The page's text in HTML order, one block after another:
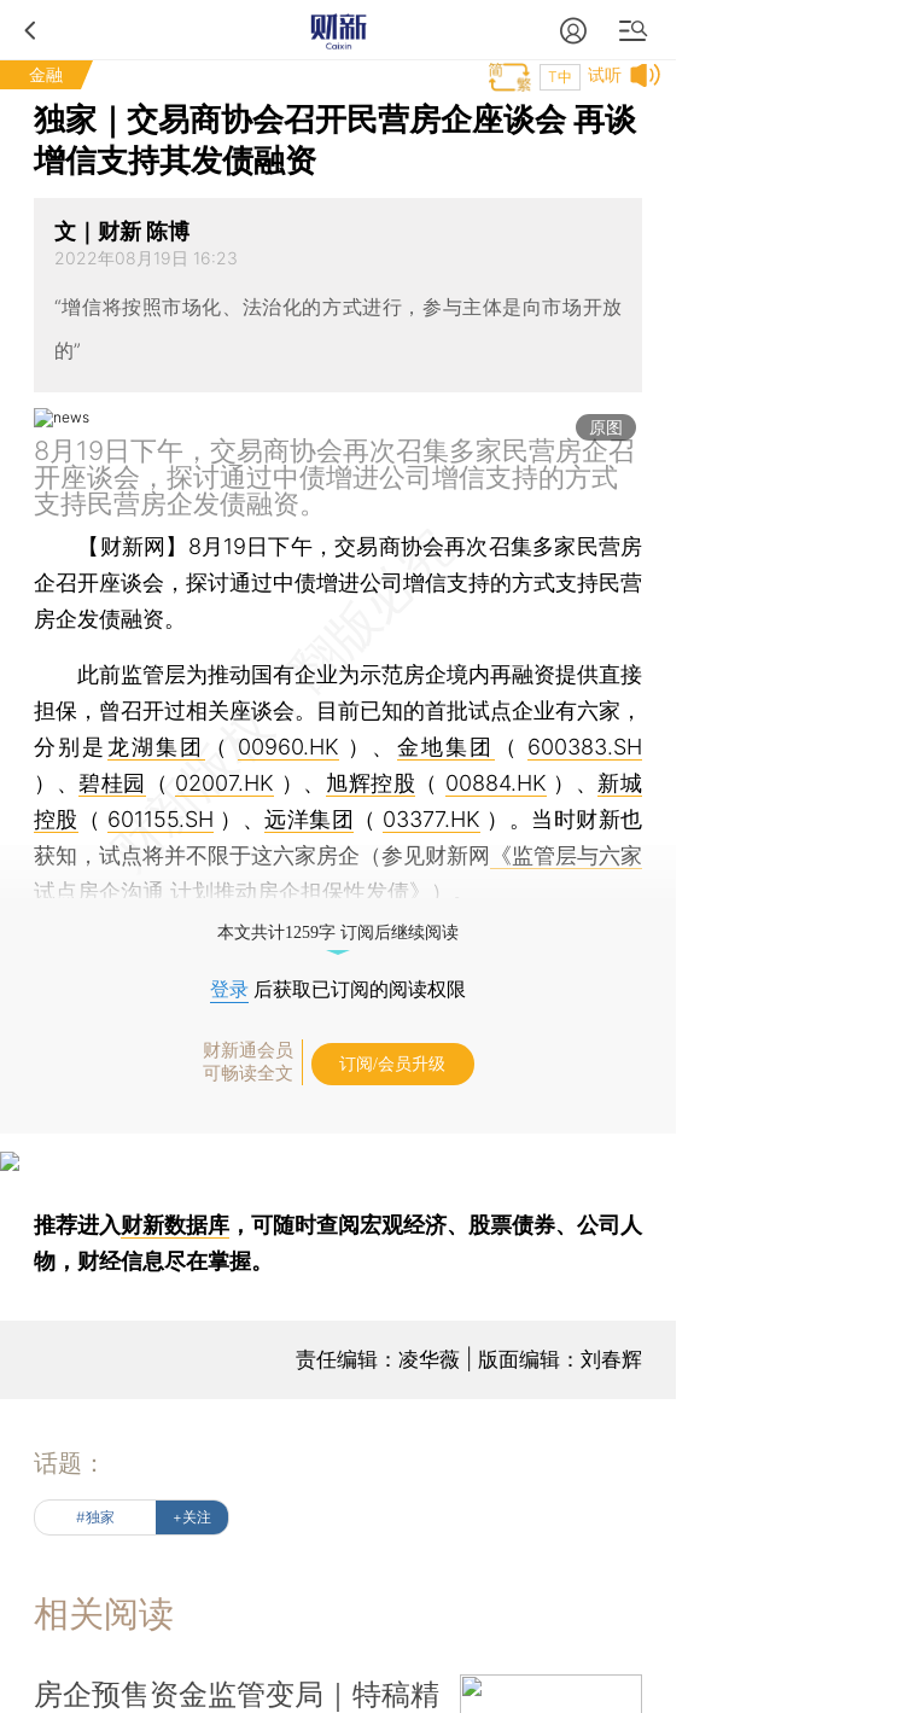
金融 试听
T中
独家｜交易商协会召开民营房企座谈会 再谈
增信支持其发债融资
文｜财新 陈博
2022年08月19日 16:23
“增信将按照市场化、法治化的方式进行，参与主体是向市场开放
的”
原图
8月19日下午，交易商协会再次召集多家民营房企召
开座谈会，探讨通过中债增进公司增信支持的方式
支持民营房企发债融资。
【财新网】 8月19日下午，交易商协会再次召集多家民营房
企召开座谈会，探讨通过中债增进公司增信支持的方式支持民营
房企发债融资。
此前监管层为推动国有企业为示范房企境内再融资提供直接
担保，曾召开过相关座谈会。目前已知的首批试点企业有六家，
分别是 龙湖集团 （ 00960.HK ）、 金地集团 （ 600383.SH
）、 碧桂园 （ 02007.HK ）、 旭辉控股 （ 00884.HK ）、 新城
控股 （ 601155.SH ）、远洋集团 （ 03377.HK ）。当时财新也
获知，试点将并不限于这六家房企（参见财新网 《监管层与六家
试点房企沟通 计划推动房企担保性发债》
）。
本文共计1259字 订阅后继续阅读
登录 后获取已订阅的阅读权限
财新通会员
可畅读全文
订阅/会员升级
推荐进入财新数据库 ，可随时查阅宏观经济、股票债券、公司人
物，财经信息尽在掌握。
责任编辑：凌华薇 | 版面编辑：刘春辉
话题：
#独家 +关注
相关阅读
房企预售资金监管变局｜特稿精